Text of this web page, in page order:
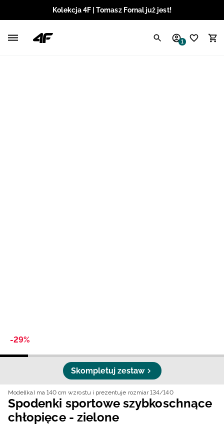
Kolekcja 4F | Tomasz Fornal już jest!
1
-29%
Skompletuj zestaw
Model(ka) ma 140 cm wzrostu i prezentuje rozmiar 134/140
Spodenki sportowe szybkoschnące
chłopięce - zielone